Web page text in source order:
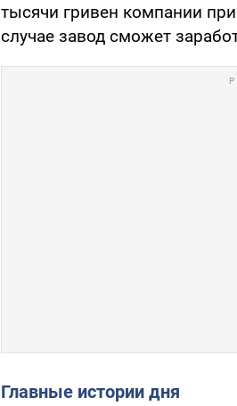
тысячи гривен компании
случае завод сможет
Главные истории дня